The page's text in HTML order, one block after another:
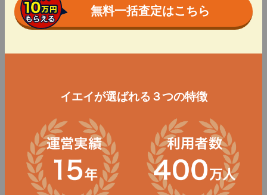
無料一括査定はこちら
イエイが選ばれる３つの特徴